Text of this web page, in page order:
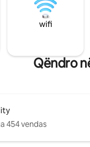
wifi
Qëndro
454 vendas